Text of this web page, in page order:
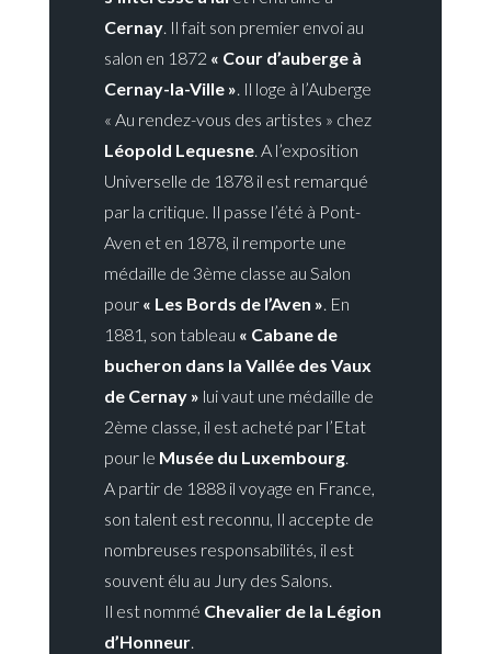
Cernay. Il fait son premier envoi au
salon en 1872 « Cour d’auberge à
Cernay-la-Ville » . Il loge à l’Auberge
« Au rendez-vous des artistes » chez
Léopold Lequesne. A l’exposition
Universelle de 1878 il est remarqué
par la critique. Il passe l’été à Pont-
Aven et en 1878, il remporte une
médaille de 3ème classe au Salon
pour « Les Bords de l’Aven » . En
1881, son tableau « Cabane de
bucheron dans la Vallée des Vaux
de Cernay » lui vaut une médaille de
2ème classe, il est acheté par l’Etat
pour le Musée du Luxembourg.
A partir de 1888 il voyage en France,
son talent est reconnu, Il accepte de
nombreuses responsabilités, il est
souvent élu au Jury des Salons.
Il est nommé Chevalier de la Légion
d’Honneur.